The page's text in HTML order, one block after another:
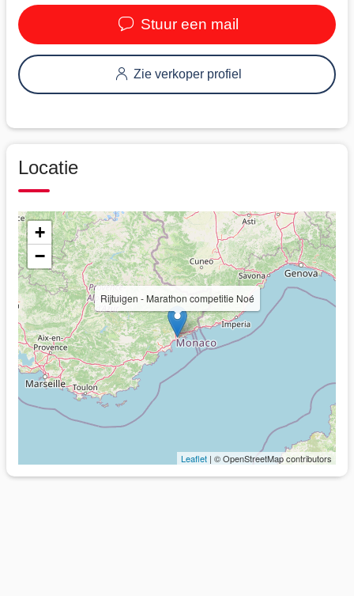
Stuur een mail
Zie verkoper profiel
Locatie
Rijtuigen - Marathon competitie Noé
+
−
Leaflet | © OpenStreetMap contributors